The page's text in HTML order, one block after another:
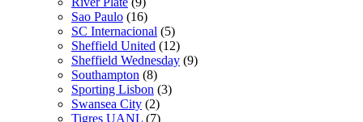
Sao Paulo (16)
SC Internacional (5)
Sheffield United (12)
Sheffield Wednesday (9)
Southampton (8)
Sporting Lisbon (3)
Swansea City (2)
Tigres UANL (7)